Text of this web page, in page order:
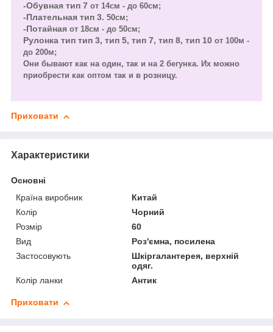
-Обувная тип 7 от 14см - до 60см;
-Плательная тип 3. 50см;
-Потайная от 18см - до 50см;
Рулонка тип тип 3, тип 5, тип 7, тип 8, тип 10 от 100м -
до 200м;
Они бывают как на один, так и на 2 бегунка. Их можно
приобрести как оптом так и в розницу.
Приховати
Характеристики
Основні
Країна виробник
Китай
Колір
Чорний
Розмір
60
Вид
Роз'ємна, посилена
Застосовують
Шкіргалантерея, верхній
одяг.
Колір ланки
Антик
Приховати